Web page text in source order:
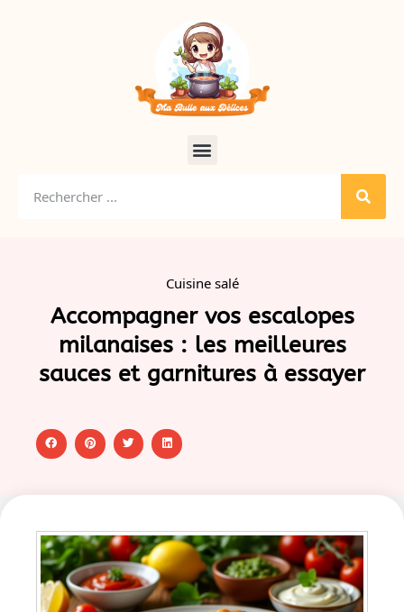
Cuisine salé
Accompagner vos escalopes
milanaises : les meilleures
sauces et garnitures à essayer